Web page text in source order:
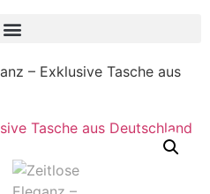
– Exklusive Tasche aus